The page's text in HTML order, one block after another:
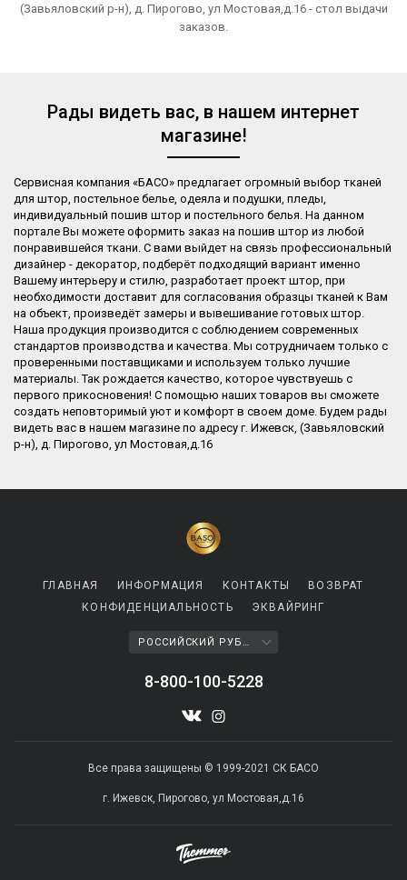
(Завьяловский р-н), д. Пирогово, ул Мостовая,д.16 - стол выдачи
заказов.
Рады видеть вас, в нашем интернет
магазине!
Сервисная компания «БАСО» предлагает огромный выбор тканей
для штор, постельное белье, одеяла и подушки, пледы,
индивидуальный пошив штор и постельного белья. На данном
портале Вы можете оформить заказ на пошив штор из любой
понравившейся ткани. С вами выйдет на связь профессиональный
дизайнер - декоратор, подберёт подходящий вариант именно
Вашему интерьеру и стилю, разработает проект штор, при
необходимости доставит для согласования образцы тканей к Вам
на объект, произведёт замеры и вывешивание готовых штор.
Наша продукция производится с соблюдением современных
стандартов производства и качества. Мы сотрудничаем только с
проверенными поставщиками и используем только лучшие
материалы. Так рождается качество, которое чувствуешь с
первого прикосновения! С помощью наших товаров вы сможете
создать неповторимый уют и комфорт в своем доме. Будем рады
видеть вас в нашем магазине по адресу г. Ижевск, (Завьяловский
р-н), д. Пирогово, ул Мостовая,д.16​
ГЛАВНАЯ ИНФОРМАЦИЯ КОНТАКТЫ
ВОЗВРАТ
КОНФИДЕНЦИАЛЬНОСТЬ
ЭКВАЙРИНГ
РОССИЙСКИЙ РУБЛЬ
8-800-100-5228
Все права защищены © 1999-2021 СК БАСО
г. Ижевск, Пирогово, ул Мостовая,д.16